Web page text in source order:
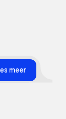
meer